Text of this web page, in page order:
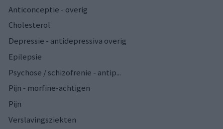
Anticonceptie - overig
Cholesterol
Depressie - antidepressiva overig
Epilepsie
Psychose / schizofrenie - antip...
Pijn - morfine-achtigen
Pijn
Verslavingsziekten